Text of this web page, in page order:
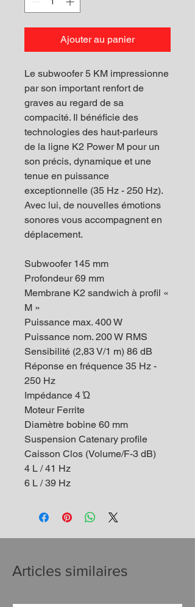
Ajouter au panier
Le subwoofer 5 KM impressionne
par son important renfort de
graves au regard de sa
compacité. Il bénéficie des
technologies des haut-parleurs
de la ligne K2 Power M pour un
son précis, dynamique et une
tenue en puissance
exceptionnelle (35 Hz - 250 Hz).
Avec lui, de nouvelles émotions
sonores vous accompagnent en
déplacement.
Subwoofer 145 mm
Profondeur 69 mm
Membrane K2 sandwich à profil «
M »
Puissance max. 400 W
Puissance nom. 200 W RMS
Sensibilité (2,83 V/1 m) 86 dB
Réponse en fréquence 35 Hz -
250 Hz
Impédance 4 Ώ
Moteur Ferrite
Diamètre bobine 60 mm
Suspension Catenary profile
Caisson Clos (Volume/F-3 dB)
4 L / 41 Hz
6 L / 39 Hz
Articles similaires